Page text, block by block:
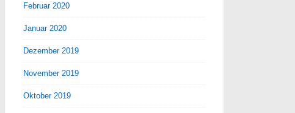
Februar 2020
Januar 2020
Dezember 2019
November 2019
Oktober 2019